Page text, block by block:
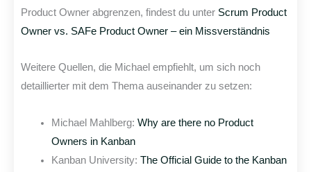
Product Owner abgrenzen, findest du unter Scrum Product
Owner vs. SAFe Product Owner – ein Missverständnis
Weitere Quellen, die Michael empfiehlt, um sich noch
detaillierter mit dem Thema auseinander zu setzen:
Michael Mahlberg: Why are there no Product
Owners in Kanban
Kanban University: The Official Guide to the Kanban